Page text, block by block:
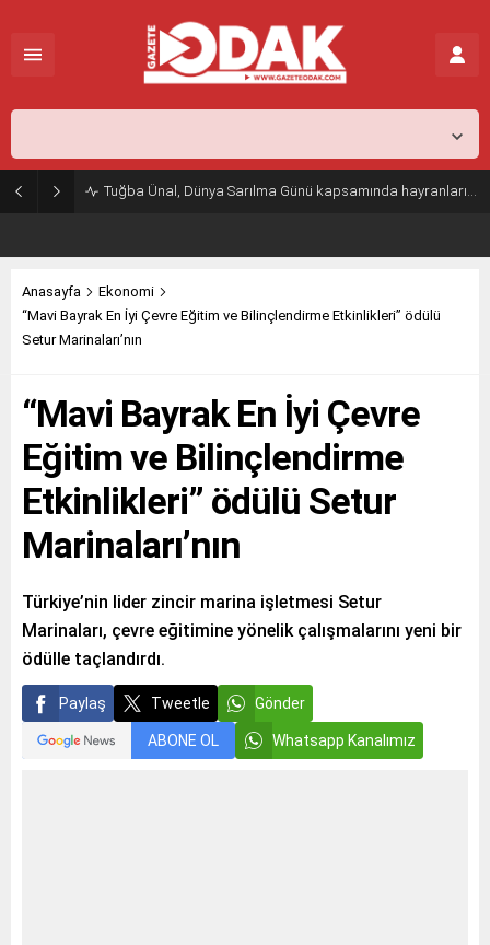
Tuğba Ünal, Dünya Sarılma Günü kapsamında hayranlarıyla buluştu
Anasayfa
Ekonomi
“Mavi Bayrak En İyi Çevre Eğitim ve Bilinçlendirme Etkinlikleri” ödülü
Setur Marinaları’nın
“Mavi Bayrak En İyi Çevre
Eğitim ve Bilinçlendirme
Etkinlikleri” ödülü Setur
Marinaları’nın
Türkiye’nin lider zincir marina işletmesi Setur
Marinaları, çevre eğitimine yönelik çalışmalarını yeni bir
ödülle taçlandırdı.
Paylaş Tweetle Gönder
ABONE OL Whatsapp Kanalımız